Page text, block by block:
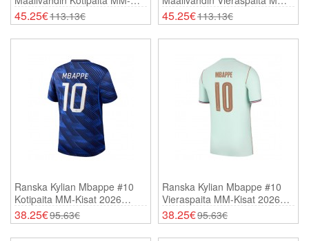
Kisat 2026 Pitkähihainen
45.25€113.13€
Kisat 2026 Pitkähihainen
45.25€113.13€
Ranska Kylian Mbappe #10
Kotipaita MM-Kisat 2026
Lyhythihainen
38.25€95.63€
Ranska Kylian Mbappe #10
Vieraspaita MM-Kisat 2026
Lyhythihainen
38.25€95.63€